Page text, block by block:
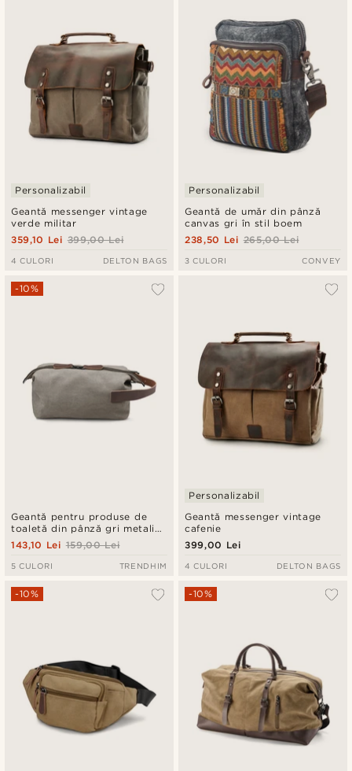
Geantă messenger vintage
verde militar
Personalizabil
399,00 Lei
359,10 Lei
4 CULORI DELTON BAGS
Geantă de umăr din pânză
canvas gri în stil boem
Personalizabil
265,00 Lei
238,50 Lei
3 CULORI CONVEY
Geantă pentru produse de
toaletă din pânză gri metalic
și piele maro
-10%
159,00 Lei
143,10 Lei
5 CULORI TRENDHIM
Geantă messenger vintage
cafenie
Personalizabil
399,00 Lei
4 CULORI DELTON BAGS
-10% -10%